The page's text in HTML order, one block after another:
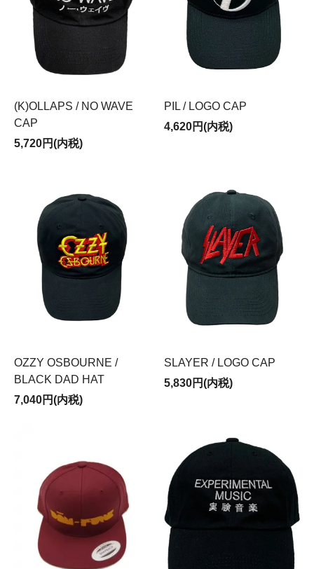
(K)OLLAPS / NO WAVE
CAP
5,720円(内税)
PIL / LOGO CAP
4,620円(内税)
OZZY OSBOURNE /
BLACK DAD HAT
7,040円(内税)
SLAYER / LOGO CAP
5,830円(内税)